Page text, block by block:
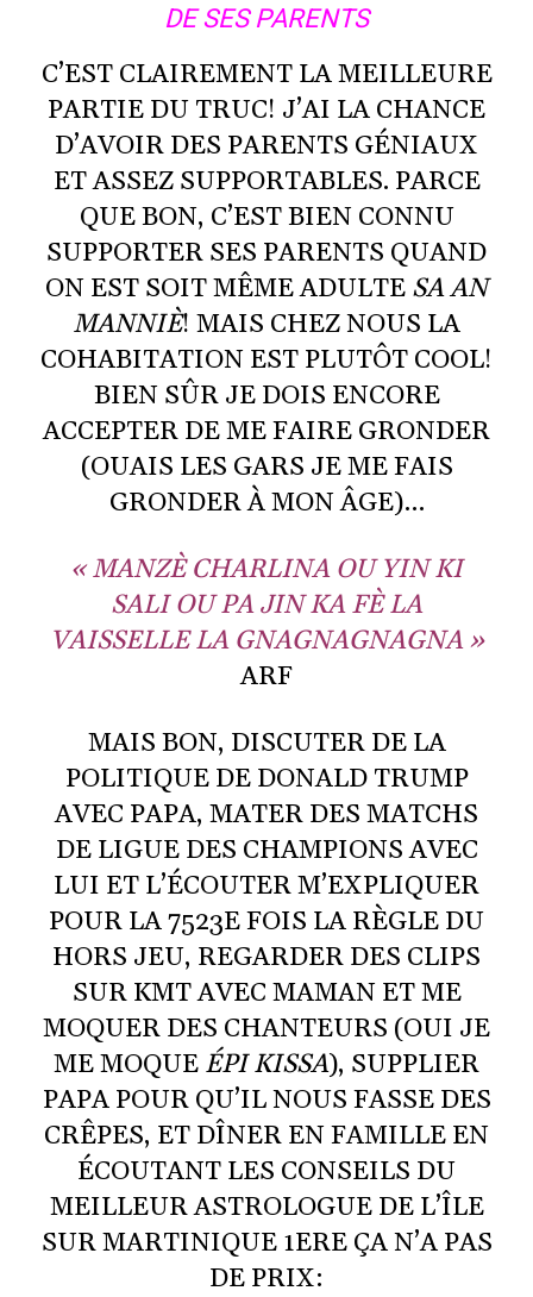
DE SES PARENTS
C’EST CLAIREMENT LA MEILLEURE
PARTIE DU TRUC! J’AI LA CHANCE
D’AVOIR DES PARENTS GÉNIAUX
ET ASSEZ SUPPORTABLES. PARCE
QUE BON, C’EST BIEN CONNU
SUPPORTER SES PARENTS QUAND
ON EST SOIT MÊME ADULTE SA AN
MANNIÈ! MAIS CHEZ NOUS LA
COHABITATION EST PLUTÔT COOL!
BIEN SÛR JE DOIS ENCORE
ACCEPTER DE ME FAIRE GRONDER
(OUAIS LES GARS JE ME FAIS
GRONDER À MON ÂGE)…
« MANZÈ CHARLINA OU YIN KI
SALI OU PA JIN KA FÈ LA
VAISSELLE LA GNAGNAGNAGNA »
ARF
MAIS BON, DISCUTER DE LA
POLITIQUE DE DONALD TRUMP
AVEC PAPA, MATER DES MATCHS
DE LIGUE DES CHAMPIONS AVEC
LUI ET L’ÉCOUTER M’EXPLIQUER
POUR LA 7523E FOIS LA RÈGLE DU
HORS JEU, REGARDER DES CLIPS
SUR KMT AVEC MAMAN ET ME
MOQUER DES CHANTEURS (OUI JE
ME MOQUE ÉPI KISSA), SUPPLIER
PAPA POUR QU’IL NOUS FASSE DES
CRÊPES, ET DÎNER EN FAMILLE EN
ÉCOUTANT LES CONSEILS DU
MEILLEUR ASTROLOGUE DE L’ÎLE
SUR MARTINIQUE 1ERE ÇA N’A PAS
DE PRIX: